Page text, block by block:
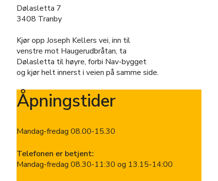
Dølasletta 7
3408 Tranby
Kjør opp Joseph Kellers vei, inn til
venstre mot Haugerudbråtan, ta
Dølasletta til høyre, forbi Nav-bygget
og kjør helt innerst i veien på samme side.
Åpningstider
Mandag-fredag 08.00-15.30
Telefonen er betjent:
Mandag-fredag 08.30-11:30 og 13.15-14:00